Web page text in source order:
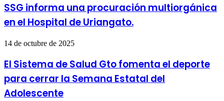
SSG informa una procuración multiorgánica
en el Hospital de Uriangato.
14 de octubre de 2025
El Sistema de Salud Gto fomenta el deporte
para cerrar la Semana Estatal del
Adolescente